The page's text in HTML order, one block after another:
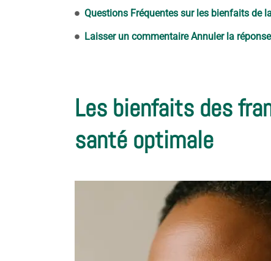
Questions Fréquentes sur les bienfaits de
Laisser un commentaire Annuler la réponse
Les bienfaits des
santé optimale